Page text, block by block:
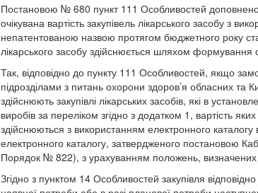
Постановою № 680 пункт 11 1 Особливостей
очікувана вартість закупівель лікарського засобу з
непатентованою назвою протягом бюджетного року
лікарського засобу здійснюється шляхом формування
Так, відповідно до пункту 11 1 Особливостей, якщо
підрозділами з питань охорони здоров’я обласних та
здійснюють закупівлі лікарських засобів, які в
виробів за переліком згідно з додатком 1, вартість
здійснюються з використанням електронного
електронного каталогу, затвердженого постановою
Порядок № 822), з урахуванням положень,
Згідно з пунктом 14 Особливостей закупівля